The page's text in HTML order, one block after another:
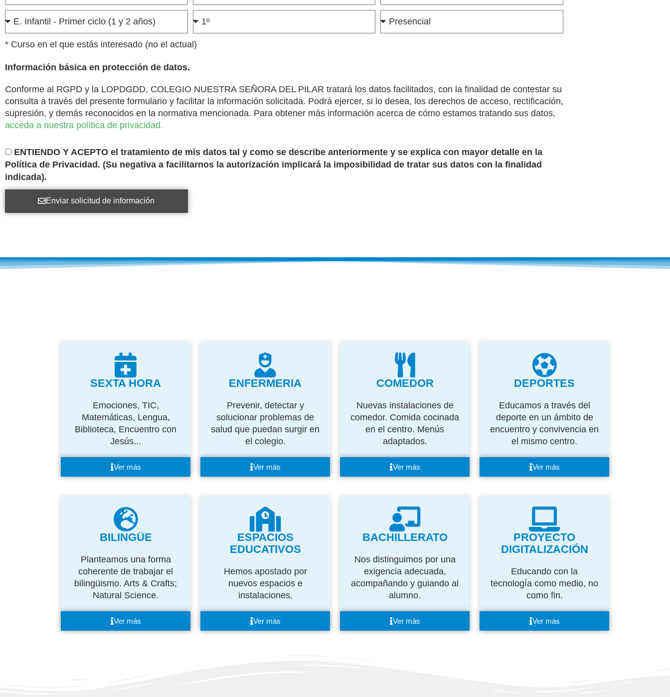
* Curso en el que estás interesado (no el actual)
Información básica en protección de datos.
Conforme al RGPD y la LOPDGDD, COLEGIO NUESTRA SEÑORA DEL PILAR tratará los datos facilitados, con la finalidad de contestar su
consulta a través del presente formulario y facilitar la información solicitada. Podrá ejercer, si lo desea, los derechos de acceso, rectificación,
supresión, y demás reconocidos en la normativa mencionada. Para obtener más información acerca de cómo estamos tratando sus datos,
acceda a nuestra política de privacidad.
ENTIENDO Y ACEPTO el tratamiento de mis datos tal y como se describe anteriormente y se explica con mayor detalle en la
Política de Privacidad. (Su negativa a facilitarnos la autorización implicará la imposibilidad de tratar sus datos con la finalidad
indicada).
Enviar solicitud de información
SEXTA HORA
Emociones, TIC,
Matemáticas, Lengua,
Biblioteca, Encuentro con
Jesús...
Ver más
ENFERMERIA
Prevenir, detectar y
solucionar problemas de
salud que puedan surgir en
el colegio.
Ver más
COMEDOR
Nuevas instalaciones de
comedor. Comida cocinada
en el centro. Menús
adaptados.
Ver más
DEPORTES
Educamos a través del
deporte en un ámbito de
encuentro y convivencia en
el mismo centro.
Ver más
BILINGÜE
Planteamos una forma
coherente de trabajar el
bilingüismo. Arts & Crafts;
Natural Science.
Ver más
ESPACIOS
EDUCATIVOS
Hemos apostado por
nuevos espacios e
instalaciones.
Ver más
BACHILLERATO
Nos distinguimos por una
exigencia adecuada,
acompañando y guiando al
alumno.
Ver más
PROYECTO
DIGITALIZACIÓN
Educando con la
tecnología como medio, no
como fin.
Ver más